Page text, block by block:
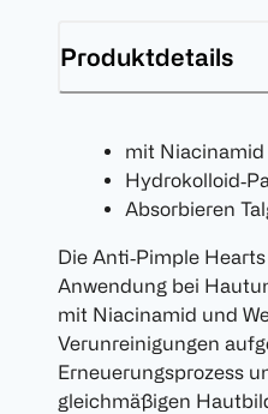
Produktdetails
mit Niacinamid
Absorbieren
Die Anti‑Pimple
Anwendung bei
mit Niacinamid und
Verunreinigungen
Erneuerungsprozess
gleichmäßigen